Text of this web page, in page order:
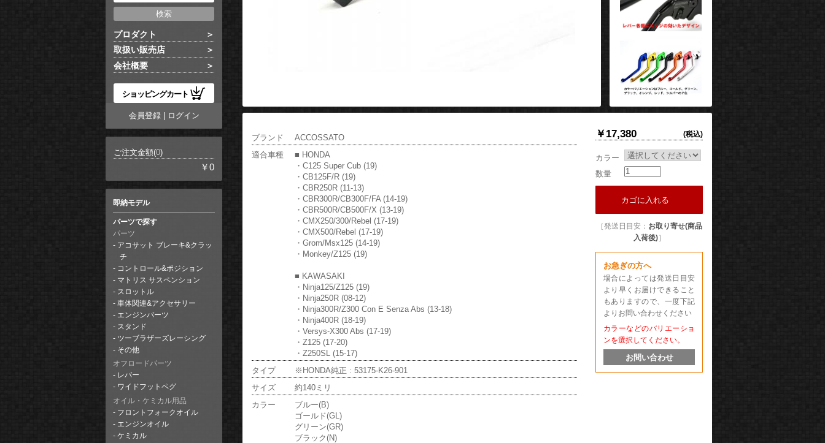
プロダクト
取扱い販売店
会社概要
ショッピングカート
会員登録| ログイン
ご注文金額(0)
￥0
即納モデル
パーツで探す
パーツ
アコサット ブレーキ&クラッ
チ
コントロール&ポジション
マトリス サスペンション
スロットル
車体関連&アクセサリー
エンジンパーツ
スタンド
ツーブラザーズレーシング
その他
オフロードパーツ
レバー
ワイドフットペグ
オイル・ケミカル用品
フロントフォークオイル
エンジンオイル
ケミカル
￥17,380 (税込)
カラー
数量
カゴに入れる
［発送日目安： お取り寄せ(商品
入荷後)］
お急ぎの方へ
場合によっては発送日目安
より早くお届けできること
もありますので、一度下記
よりお問い合わせください
カラーなどのバリエーショ
ンを選択してください。
お問い合わせ
ブランド
ACCOSSATO
適合車種
■ HONDA
・C125 Super Cub (19)
・CB125F/R (19)
・CBR250R (11-13)
・CBR300R/CB300F/FA (14-19)
・CBR500R/CB500F/X (13-19)
・CMX250/300/Rebel (17-19)
・CMX500/Rebel (17-19)
・Grom/Msx125 (14-19)
・Monkey/Z125 (19)
■ KAWASAKI
・Ninja125/Z125 (19)
・Ninja250R (08-12)
・Ninja300R/Z300 Con E Senza Abs (13-18)
・Ninja400R (18-19)
・Versys-X300 Abs (17-19)
・Z125 (17-20)
・Z250SL (15-17)
タイプ
※HONDA純正 : 53175-K26-901
サイズ
約140ミリ
カラー
ブルー(B)
ゴールド(GL)
グリーン(GR)
ブラック(N)